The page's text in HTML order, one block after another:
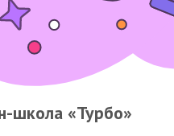
школа «Турбо»